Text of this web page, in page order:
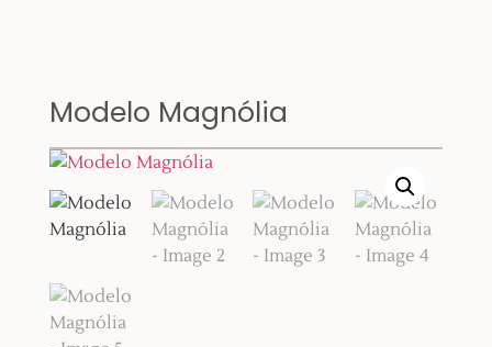
Modelo Magnólia